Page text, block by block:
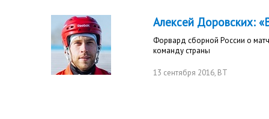
Алексей Доровских:
Форвард сборной России о
команду страны
13 сентября 2016, ВТ